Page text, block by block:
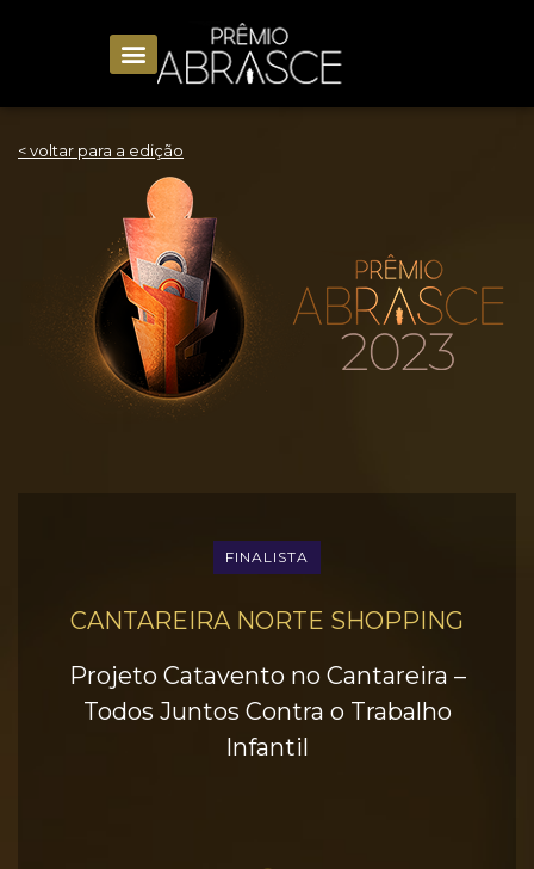
< voltar para a edição
FINALISTA
CANTAREIRA NORTE SHOPPING
Projeto Catavento no Cantareira –
Todos Juntos Contra o Trabalho
Infantil